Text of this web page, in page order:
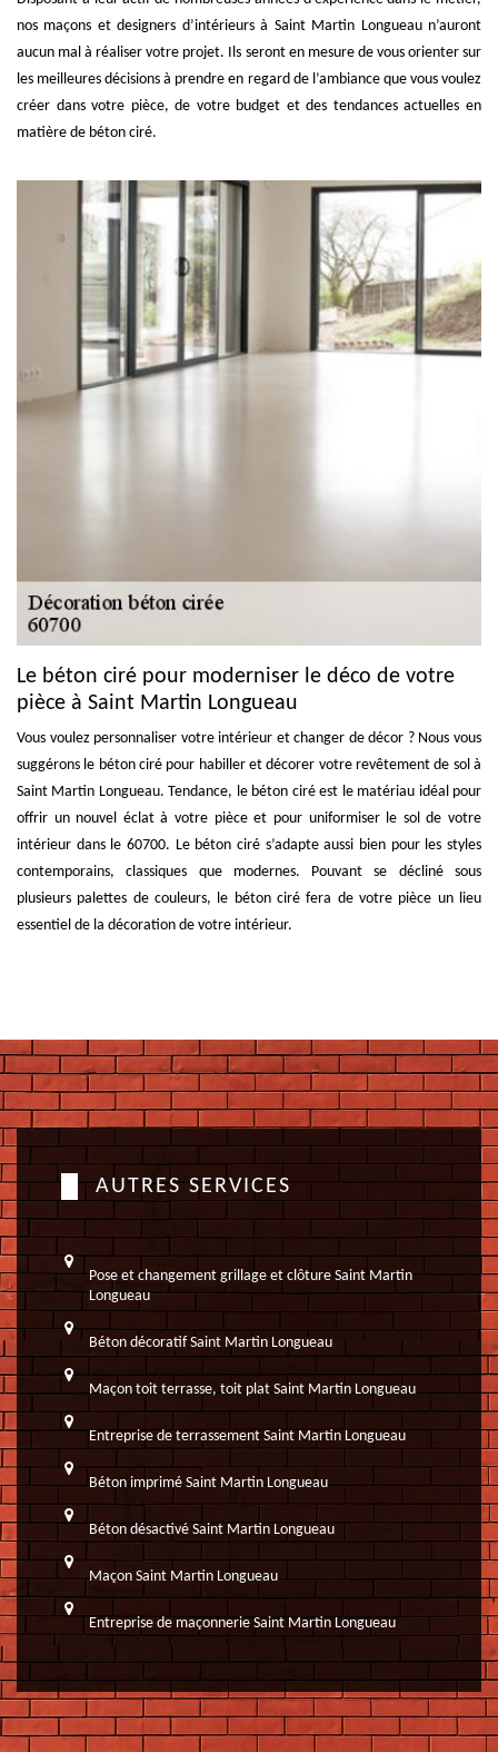
nos maçons et designers d’intérieurs à Saint Martin Longueau n’auront
aucun mal à réaliser votre projet. Ils seront en mesure de vous orienter sur
les meilleures décisions à prendre en regard de l’ambiance que vous voulez
créer dans votre pièce, de votre budget et des tendances actuelles en
matière de béton ciré.
Le béton ciré pour moderniser le déco de votre
pièce à Saint Martin Longueau
Vous voulez personnaliser votre intérieur et changer de décor ? Nous vous
suggérons le béton ciré pour habiller et décorer votre revêtement de sol à
Saint Martin Longueau. Tendance, le béton ciré est le matériau idéal pour
offrir un nouvel éclat à votre pièce et pour uniformiser le sol de votre
intérieur dans le 60700. Le béton ciré s’adapte aussi bien pour les styles
contemporains, classiques que modernes. Pouvant se décliné sous
plusieurs palettes de couleurs, le béton ciré fera de votre pièce un lieu
essentiel de la décoration de votre intérieur.
AUTRES SERVICES
Pose et changement grillage et clôture Saint Martin
Longueau
Béton décoratif Saint Martin Longueau
Maçon toit terrasse, toit plat Saint Martin Longueau
Entreprise de terrassement Saint Martin Longueau
Béton imprimé Saint Martin Longueau
Béton désactivé Saint Martin Longueau
Maçon Saint Martin Longueau
Entreprise de maçonnerie Saint Martin Longueau